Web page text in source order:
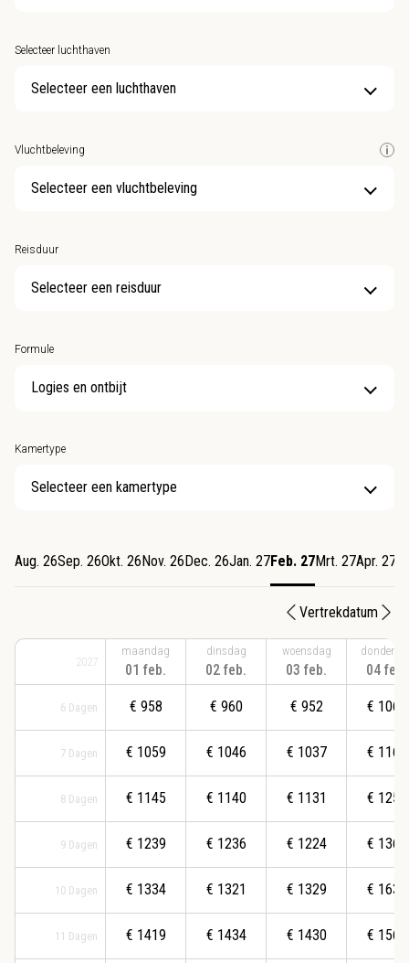
Selecteer luchthaven
Selecteer een luchthaven
Vluchtbeleving
Selecteer een vluchtbeleving
Reisduur
Selecteer een reisduur
Formule
Kamertype
Selecteer een kamertype
Aug. 26Sep. 26Okt. 26 Nov. 26 Dec. 26Jan. 27Feb. 27Mrt. 27Apr. 27
Vertrekdatum
2027
6 Dagen
7 Dagen
8 Dagen
9 Dagen
10 Dagen
11 Dagen
maandag
01 feb.
€ 958
€ 1059
€ 1145
€ 1239
€ 1334
€ 1419
dinsdag
02 feb.
€ 960
€ 1046
€ 1140
€ 1236
€ 1321
€ 1434
woensdag
03 feb.
€ 952
€ 1037
€ 1131
€ 1224
€ 1329
€ 1430
04 feb.
€ 1067
€ 1163
€ 1259
€ 1362
€ 1639
€ 1564